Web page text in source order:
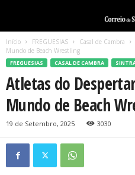
Início FREGUESIAS Casal de Cambra
Mundo de Beach Wrestling
FREGUESIAS CASAL DE CAMBRA
Atletas do
Mundo de Beach
19 de Setembro, 2025 3030